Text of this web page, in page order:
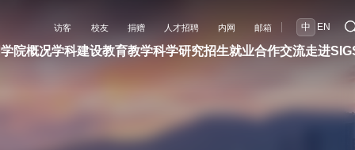
访客 校友 捐赠 人才招聘 内网 邮箱 中 EN
学院概况学科建设教育教学科学研究招生就业合作交流走进